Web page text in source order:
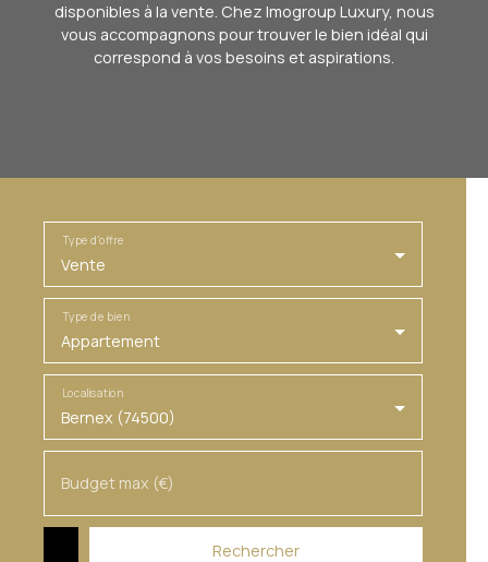
disponibles à la vente. Chez Imogroup Luxury, nous
vous accompagnons pour trouver le bien idéal qui
correspond à vos besoins et aspirations.
Vente
Type d'offre
Appartement
Type de bien
Bernex (74500)
Localisation
Budget max (€)
Rechercher